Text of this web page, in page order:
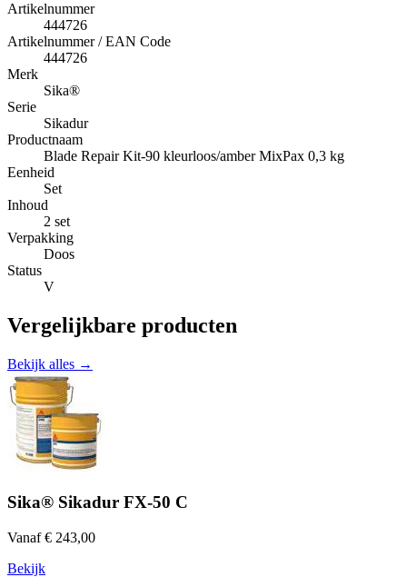
Artikelnummer
444726
Artikelnummer / EAN Code
444726
Merk
Sika®
Serie
Sikadur
Productnaam
Blade Repair Kit-90 kleurloos/amber MixPax 0,3 kg
Eenheid
Set
Inhoud
2 set
Verpakking
Doos
Status
V
Vergelijkbare producten
Bekijk alles →
Sika® Sikadur FX-50 C
Vanaf € 243,00
Bekijk